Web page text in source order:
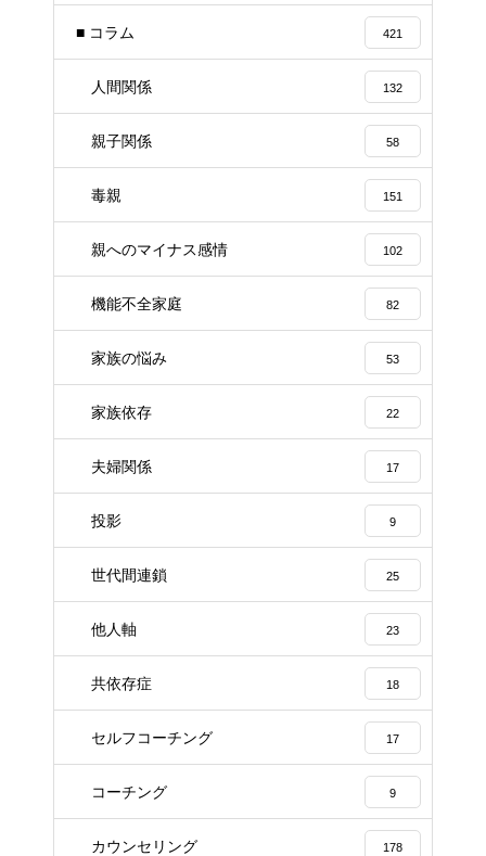
■ コラム 421
人間関係 132
親子関係 58
毒親 151
親へのマイナス感情 102
機能不全家庭 82
家族の悩み 53
家族依存 22
夫婦関係 17
投影 9
世代間連鎖 25
他人軸 23
共依存症 18
セルフコーチング 17
コーチング 9
カウンセリング 178